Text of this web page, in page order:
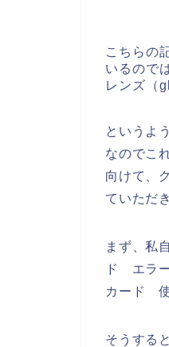
こちらの
いるので
レンズ（
というよ
なのでこ
向けて、
ていただ
まず、私
ド エラ
カード 使
そうする